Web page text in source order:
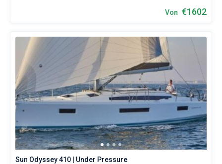
Von €1602
Sun Odyssey 410 | Under Pressure